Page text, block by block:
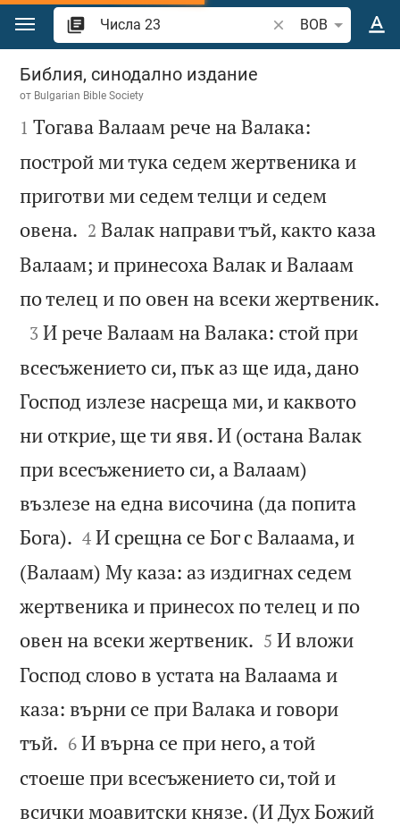
Преминете към съдържанието
Търсете стих или
BOB
Числа 23
Библия, синодално издание
от Bulgarian Bible Society

1 Тогава Валаам рече на Валака:
построй ми тука седем жертвеника и
приготви ми седем телци и седем
овена. 

2 Валак направи тъй, както каза
Валаам; и принесоха Валак и Валаам
по телец и по овен на всеки жертвеник.

3 И рече Валаам на Валака: стой при
всесъжението си, пък аз ще ида, дано
Господ излезе насреща ми, и каквото
ни открие, ще ти явя. И (остана Валак
при всесъжението си, а Валаам)
възлезе на една височина (да попита
Бога). 

4 И срещна се Бог с Валаама, и
(Валаам) Му каза: аз издигнах седем
жертвеника и принесох по телец и по
овен на всеки жертвеник. 

5 И вложи
Господ слово в устата на Валаама и
каза: върни се при Валака и говори
тъй. 

6 И върна се при него, а той
стоеше при всесъжението си, той и
всички моавитски князе. (И Дух Божий